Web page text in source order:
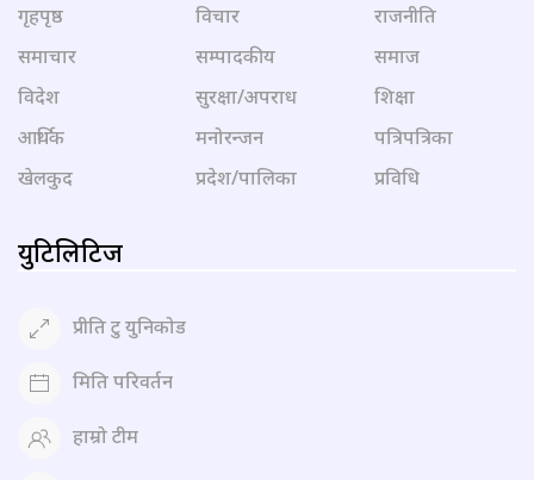
गृहपृष्ठ
समाचार
विदेश
आर्थिक
खेलकुद
विचार
सम्पादकीय
सुरक्षा/अपराध
मनोरन्जन
प्रदेश/पालिका
राजनीति
समाज
शिक्षा
पत्रिपत्रिका
प्रविधि
युटिलिटिज
प्रीति टु युनिकोड
मिति परिवर्तन
हाम्रो टीम